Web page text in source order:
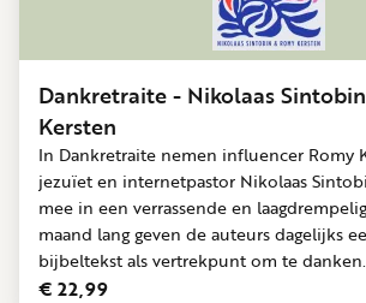
Dankretraite - Nikolaas
Kersten
In Dankretraite nemen influencer Romy
jezuïet en internetpastor Nikolaas
mee in een verrassende en
maand lang geven de auteurs dagelijks
bijbeltekst als vertrekpunt om te
zien hoe dankbaarheid je leven kan
€ 22,99